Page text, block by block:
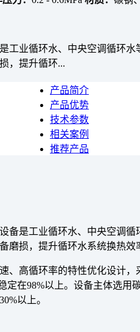
工业循环水、中央空调循环
，提升循环...
产品简介
产品优势
技术参数
相关案例
推荐产品
备是工业循环水、中央空调
磨损，提升循环水系统换热
、高循环率的特性优化设计
定在98%以上。设备主体选
以上。